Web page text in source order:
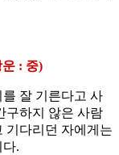
: 중)
잘 기른다고 사
구하지 않은 사람
기다리던 자에게는
.